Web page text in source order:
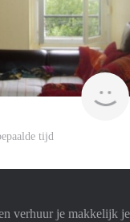
tijd
verhuur je makkelijk